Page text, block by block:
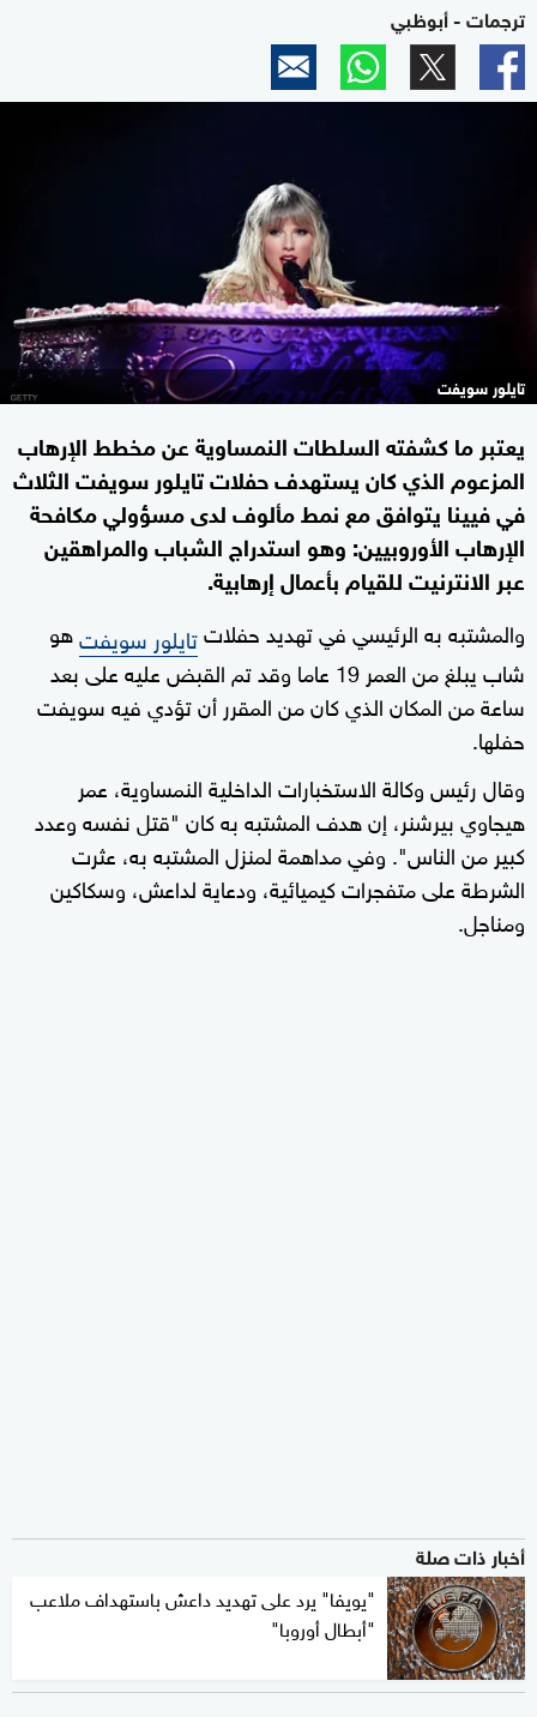
ترجمات - أبوظبي
تايلور سويفت
يعتبر ما كشفته السلطات النمساوية عن مخطط الإرهاب
المزعوم الذي كان يستهدف حفلات تايلور سويفت الثلاث
في فيينا يتوافق مع نمط مألوف لدى مسؤولي مكافحة
الإرهاب الأوروبيين: وهو استدراج الشباب والمراهقين
عبر الانترنيت للقيام بأعمال إرهابية.
والمشتبه به الرئيسي في تهديد حفلاتتايلور سويفتهو
شاب يبلغ من العمر 19 عاما وقد تم القبض عليه على بعد
ساعة من المكان الذي كان من المقرر أن تؤدي فيه سويفت
حفلها.
وقال رئيس وكالة الاستخبارات الداخلية النمساوية، عمر
هيجاوي بيرشنر، إن هدف المشتبه به كان "قتل نفسه وعدد
كبير من الناس". وفي مداهمة لمنزل المشتبه به، عثرت
الشرطة على متفجرات كيميائية، ودعاية لداعش، وسكاكين
ومناجل.
أخبار ذات صلة
"يويفا" يرد على تهديد داعش باستهداف ملاعب
"أبطال أوروبا"